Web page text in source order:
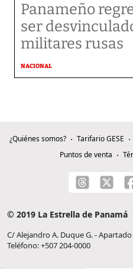
Panameño
ser
militares rusas
NACIONAL
¿Quiénes somos? Tarifario GESE
Puntos de venta
© 2019 La Estrella de Panamá
C/ Alejandro A. Duque G. -
Teléfono: +507 204-0000